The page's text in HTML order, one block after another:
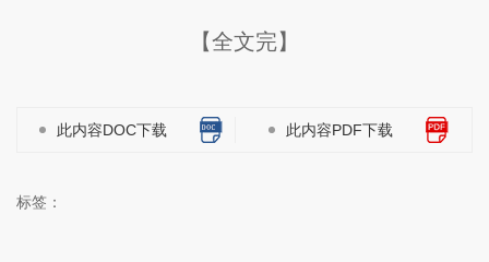
【全文完】
此内容DOC下载 此内容PDF下载
标签：